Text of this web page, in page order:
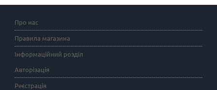
Про нас
Правила магазина
Інформаційний розділ
Авторізація
Реєстрація